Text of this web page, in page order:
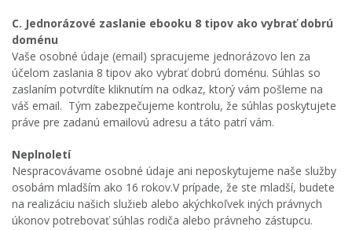
C. Jednorázové zaslanie ebooku 8 tipov ako vybrať dobrú
doménu
Vaše osobné údaje (email) spracujeme jednorázovo len za
účelom zaslania 8 tipov ako vybrať dobrú doménu. Súhlas so
zaslaním potvrdíte kliknutím na odkaz, ktorý vám pošleme na
váš email. Tým zabezpečujeme kontrolu, že súhlas poskytujete
práve pre zadanú emailovú adresu a táto patrí vám.
Neplnoletí
Nespracovávame osobné údaje ani neposkytujeme naše služby
osobám mladším ako 16 rokov.V prípade, že ste mladší, budete
na realizáciu našich služieb alebo akýchkoľvek iných právnych
úkonov potrebovať súhlas rodiča alebo právneho zástupcu.